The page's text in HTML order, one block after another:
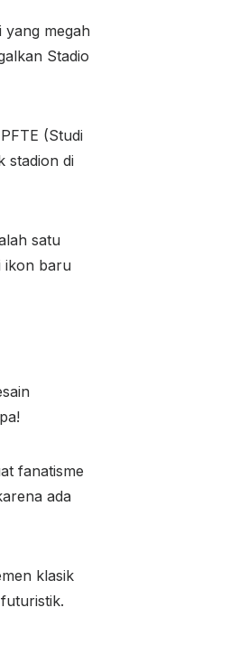
yang megah
Stadio
(Studi
stadion di
satu
ikon baru
fanatisme
ada
klasik